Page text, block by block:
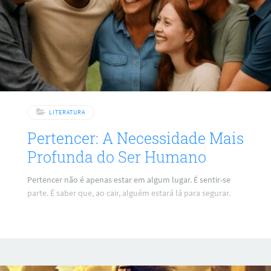
LITERATURA
Pertencer: A Necessidade Mais
Profunda do Ser Humano
Pertencer não é apenas estar em algum lugar. É sentir-se
parte. É saber que, ao cair, alguém estará lá para segurar.